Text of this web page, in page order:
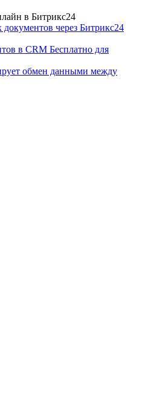
в Битрикс24
через Битрикс24
в CRM Бесплатно для
обмен данными между